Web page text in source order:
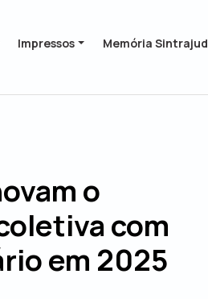
Impressos Memória Sintrajud
o
com
em 2025